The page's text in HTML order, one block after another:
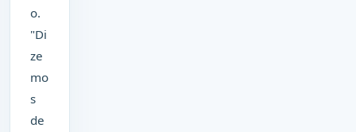
o.
"Di
ze
mo
s
de